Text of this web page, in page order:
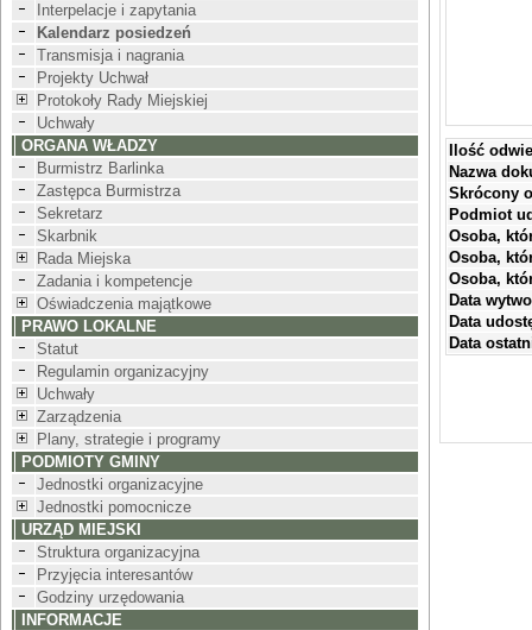
Interpelacje i zapytania
Kalendarz posiedzeń
Transmisja i nagrania
Projekty Uchwał
Protokoły Rady Miejskiej
Uchwały
ORGANA WŁADZY
Burmistrz Barlinka
Zastępca Burmistrza
Sekretarz
Skarbnik
Rada Miejska
Zadania i kompetencje
Oświadczenia majątkowe
PRAWO LOKALNE
Statut
Regulamin organizacyjny
Uchwały
Zarządzenia
Plany, strategie i programy
PODMIOTY GMINY
Jednostki organizacyjne
Jednostki pomocnicze
URZĄD MIEJSKI
Struktura organizacyjna
Przyjęcia interesantów
Godziny urzędowania
INFORMACJE
Ilość
Nazwa
Skrócony
Podmiot
Osoba,
Osoba,
Osoba,
Data
Data
Data